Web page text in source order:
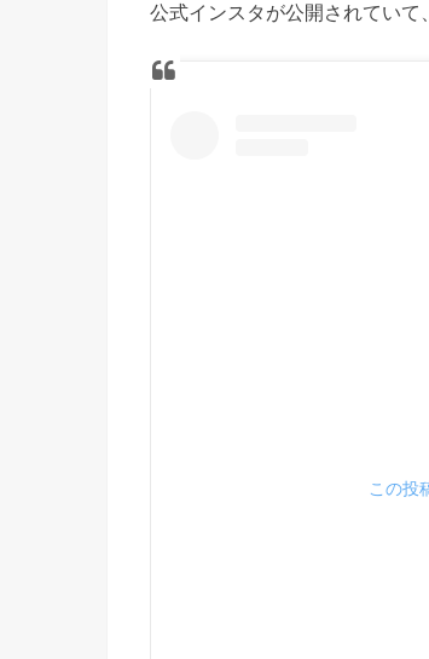
公式インスタが公開されていて
この投